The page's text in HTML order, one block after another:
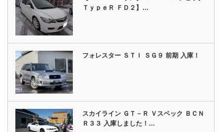
ＴｙｐｅＲ ＦＤ２】…
フォレスター ＳＴＩ ＳＧ９ 前期 入庫！
スカイライン ＧＴ－Ｒ Ｖスペック ＢＣＮ
Ｒ３３ 入庫しました！…